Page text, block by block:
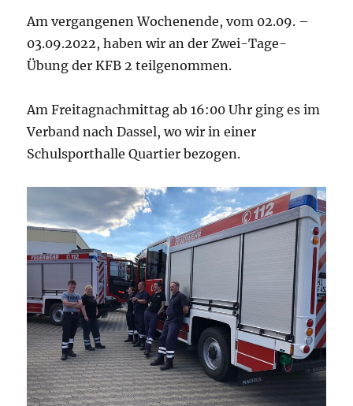
Am vergangenen Wochenende, vom 02.09. –
03.09.2022, haben wir an der Zwei-Tage-
Übung der KFB 2 teilgenommen.
Am Freitagnachmittag ab 16:00 Uhr ging es im
Verband nach Dassel, wo wir in einer
Schulsporthalle Quartier bezogen.